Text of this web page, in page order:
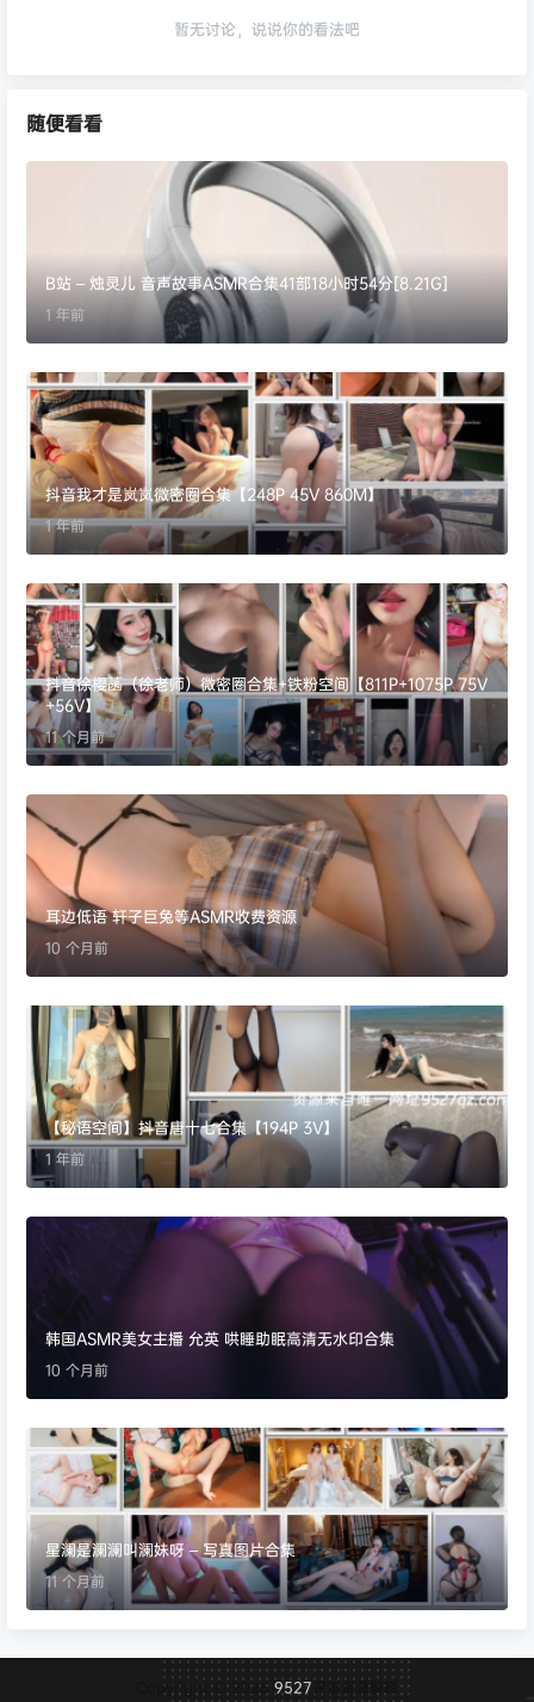
暂无讨论，说说你的看法吧
随便看看
B站 – 烛灵儿 音声故事ASMR合集41部18小时54分[8.21G]
1 年前
抖音我才是岚岚微密圈合集【248P 45V 860M】
1 年前
抖音徐樱菡（徐老师）微密圈合集+铁粉空间【811P+1075P 75V
+56V】
11 个月前
耳边低语 轩子巨兔等ASMR收费资源
10 个月前
【秘语空间】抖音唐十七合集【194P 3V】
1 年前
韩国ASMR美女主播 允英 哄睡助眠高清无水印合集
10 个月前
星澜是澜澜叫澜妹呀 – 写真图片合集
11 个月前
Copyright © 2026 9527 保留资源解释